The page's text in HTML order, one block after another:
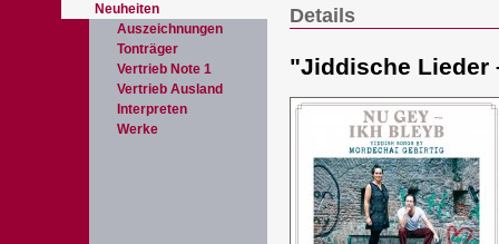
Neuheiten
Auszeichnungen
Tonträger
Vertrieb Note 1
Vertrieb Ausland
Interpreten
Werke
Details
"Jiddische Lieder